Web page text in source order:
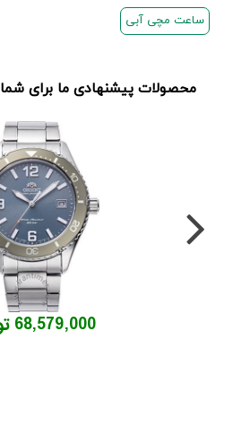
ساعت مچی آبی
محصولات پیشنهادی ما برای شما
68,579,000 تومان